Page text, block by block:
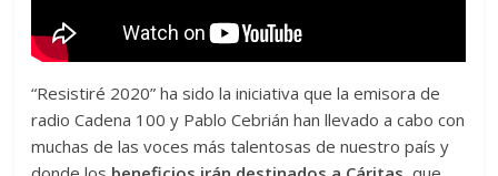
“Resistiré 2020” ha sido la iniciativa que la emisora de
radio Cadena 100 y Pablo Cebrián han llevado a cabo con
muchas de las voces más talentosas de nuestro país y